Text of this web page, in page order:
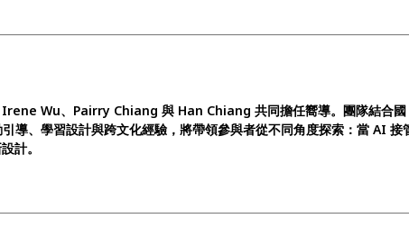
Wu、Pairry Chiang 與 Han Chiang 共同擔任嚮導。團隊結合國
導、學習設計與跨文化經驗，將帶領參與者從不同角度探索：當 AI 接
計。